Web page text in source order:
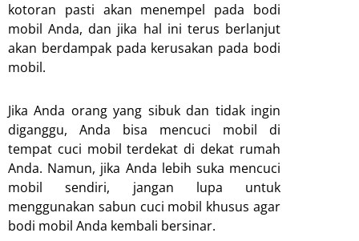
kotoran pasti akan menempel pada bodi
mobil Anda, dan jika hal ini terus berlanjut
akan berdampak pada kerusakan pada bodi
mobil.
Jika Anda orang yang sibuk dan tidak ingin
diganggu, Anda bisa mencuci mobil di
tempat cuci mobil terdekat di dekat rumah
Anda. Namun, jika Anda lebih suka mencuci
mobil sendiri, jangan lupa untuk
menggunakan sabun cuci mobil khusus agar
bodi mobil Anda kembali bersinar.